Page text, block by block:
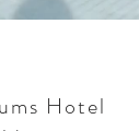
Hotel